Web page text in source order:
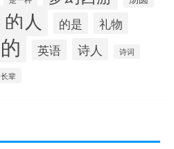
的人 的是 礼物
英语 诗人 诗词
长辈